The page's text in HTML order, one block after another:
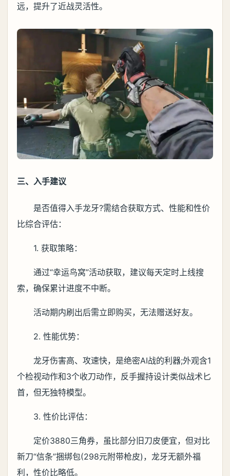
远，提升了近战灵活性。
三、入手建议
是否值得入手龙牙?需结合获取方式、性能和性价
比综合评估：
1. 获取策略：
通过“幸运鸟窝”活动获取，建议每天定时上线搜
索，确保累计进度不中断。
活动期内刷出后需立即购买，无法赠送好友。
2. 性能优势：
龙牙伤害高、攻速快，是绝密AI战的利器;外观含1
个检视动作和3个收刀动作，反手握持设计类似战术匕
首，但无独特模型。
3. 性价比评估：
定价3880三角券，虽比部分旧刀皮便宜，但对比
新刀“信条”捆绑包(298元附带枪皮)，龙牙无额外福
利，性价比略低。